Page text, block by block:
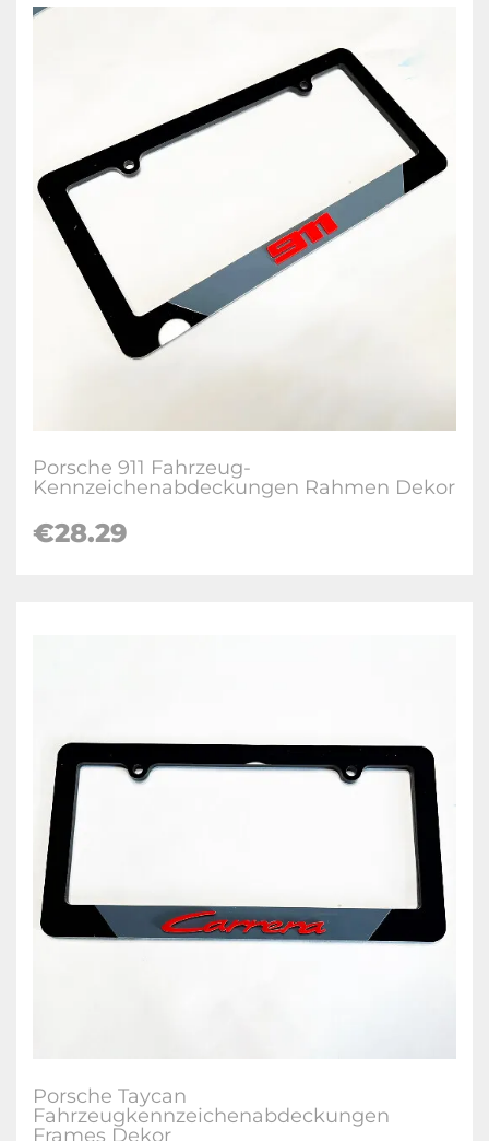
Porsche 911 Fahrzeug-
Kennzeichenabdeckungen Rahmen Dekor
€28.29
Porsche Taycan
Fahrzeugkennzeichenabdeckungen
Frames Dekor